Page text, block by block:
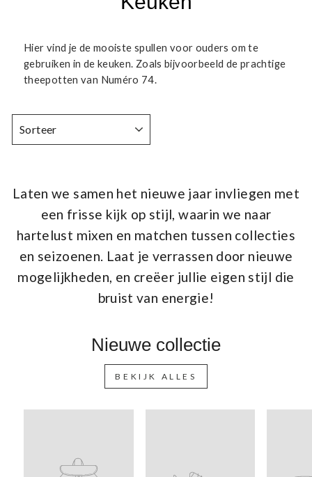
Hier vind je de mooiste spullen voor ouders om te
gebruiken in de keuken. Zoals bijvoorbeeld de prachtige
theepotten van Numéro 74.
Laten we samen het nieuwe jaar invliegen met
een frisse kijk op stijl, waarin we naar
hartelust mixen en matchen tussen collecties
en seizoenen. Laat je verrassen door nieuwe
mogelijkheden, en creëer jullie eigen stijl die
bruist van energie!
Nieuwe collectie
BEKIJK ALLES